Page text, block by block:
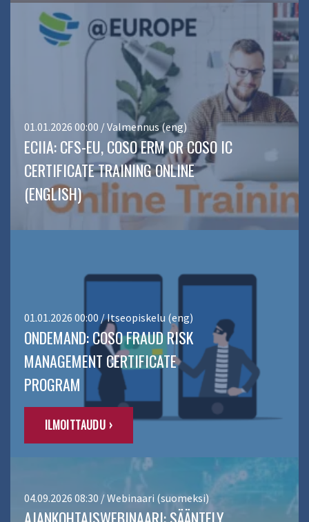
01.01.2026 00:00 / Valmennus (eng)
ECIIA: CFS-EU, COSO ERM OR COSO IC
CERTIFICATE TRAINING ONLINE
(ENGLISH)
01.01.2026 00:00 / Itseopiskelu (eng)
ONDEMAND: COSO FRAUD RISK
MANAGEMENT CERTIFICATE
PROGRAM
ILMOITTAUDU ›
04.09.2026 08:30 / Webinaari (suomeksi)